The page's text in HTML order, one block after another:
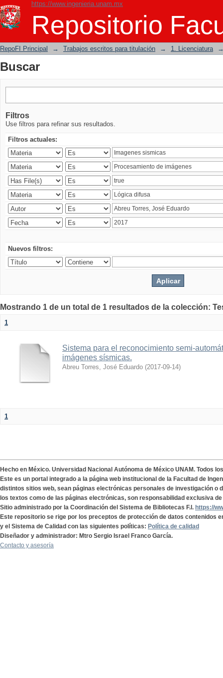
https://www.ingenieria.unam.mx
Repositorio
Buscar
RepoFI Principal → Trabajos escritos para titulación → 1. Licenciatura
Buscar
Filtros
Use filtros para refinar sus resultados.
Filtros actuales:
Nuevos filtros:
Mostrando 1 de un total de 1 resultados de la colección:
1
Sistema para el reconocimiento semi-
imágenes sísmicas.
Abreu Torres, José Eduardo (2017-09-14)
1
Hecho en México. Universidad Nacional Autónoma de México UNAM. Todos
Este es un portal integrado a la página web institucional de la Facultad de
distintos sitios web, sean páginas electrónicas personales de investigación o
los textos como de las páginas electrónicas, son responsabilidad exclusiva
Sitio administrado por la Coordinación del Sistema de Bibliotecas F.I. https://
Este repositorio se rige por los preceptos de protección de datos contenidos
y el Sistema de Calidad con las siguientes políticas: Política de calidad
Diseñador y administrador: Mtro Sergio Israel Franco García.
Contacto y asesoría